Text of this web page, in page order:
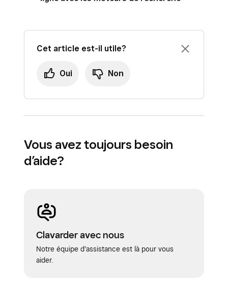
Cet article est-il utile?
Oui Non
Vous avez toujours besoin
d’aide?
Clavarder avec nous
Notre équipe d’assistance est là pour vous
aider.